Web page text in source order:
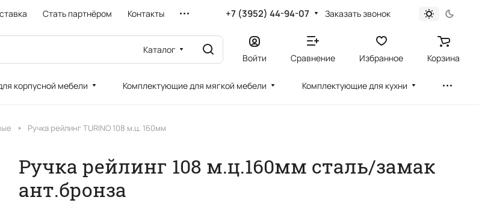
Стать партнёром Контакты +7 (3952) 44-94-07 Заказать звонок
Каталог
Войти Сравнение Избранное Корзина
корпусной мебели Комплектующие для мягкой мебели Комплектующие для кухни
Ручка рейлинг TURINO 108 м.ц. 160мм
Ручка рейлинг 108 м.ц.160мм сталь/замак
ант.бронза